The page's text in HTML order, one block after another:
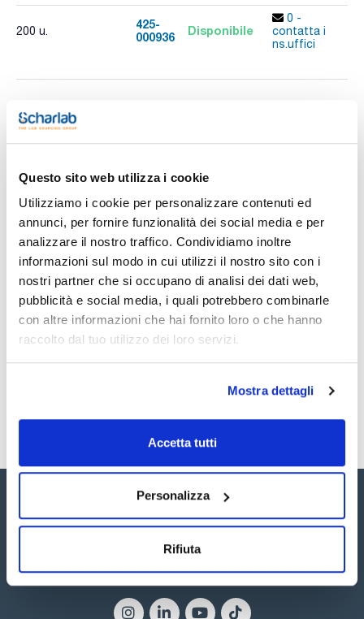
Questo sito web utilizza i cookie
Utilizziamo i cookie per personalizzare contenuti ed
annunci, per fornire funzionalità dei social media e per
analizzare il nostro traffico. Condividiamo inoltre
informazioni sul modo in cui utilizzi il nostro sito con i
nostri partner che si occupano di analisi dei dati web,
pubblicità e social media, i quali potrebbero combinarle
con altre informazioni che hai fornito loro o che hanno
raccolto dal tuo utilizzo dei loro servizi.
Mostra dettagli
Accetta tutti
Personalizza
Rifiuta
200 u.
425-
000936
Disponibile
0 -
contatta i
ns.uffici
Stampa pagina prodotto
Caratteristiche
Mouth diameter (mm) : 30
Pack (u.) : 200
contagocce Toa® e Royco-Hycel®.
Documentazione tecnica
TDS / Scheda tecnica
COA
SDS / Scheda di
Seguici: